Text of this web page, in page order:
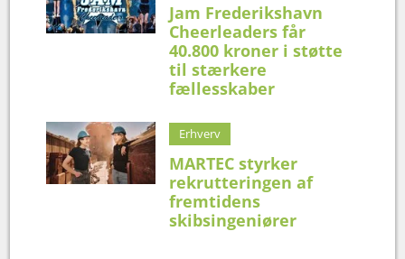
Jam Frederikshavn
Cheerleaders får
40.800 kroner i støtte
til stærkere
fællesskaber
Erhverv
MARTEC styrker
rekrutteringen af
fremtidens
skibsingeniører